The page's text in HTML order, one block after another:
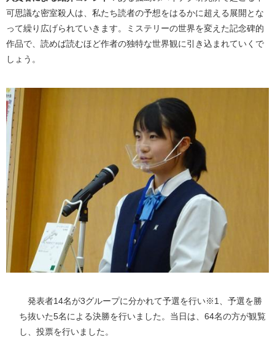
可思議な密室殺人は、私たち読者の予想をはるかに超える展開とな
って繰り広げられていきます。ミステリーの世界を変えた記念碑的
作品で、読めば読むほど作者の独特な世界観に引き込まれていくで
しょう。
発表者14名が3グループに分かれて予選を行い※1、予選を勝
ち抜いた5名による決勝を行いました。当日は、64名の方が観覧
し、投票を行いました。